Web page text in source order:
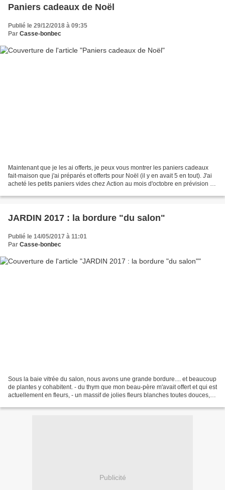
Paniers cadeaux de Noël
Publié le 29/12/2018 à 09:35
Par Casse-bonbec
Maintenant que je les ai offerts, je peux vous montrer les paniers cadeaux
fait-maison que j'ai préparés et offerts pour Noël (il y en avait 5 en tout). J'ai
acheté les petits paniers vides chez Action au mois d'octobre en prévision de
JARDIN 2017 : la bordure "du salon"
Publié le 14/05/2017 à 11:01
Par Casse-bonbec
Sous la baie vitrée du salon, nous avons une grande bordure.... et beaucoup
de plantes y cohabitent. - du thym que mon beau-père m'avait offert et qui est
actuellement en fleurs, - un massif de jolies fleurs blanches toutes douces,
Publicité